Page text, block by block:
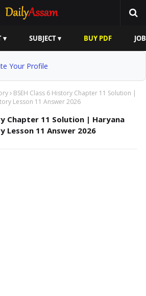
▾ SUBJECT ▾ BUY PDF
Your Profile
BSEH Class 6 History Chapter 11 Solution |
Lesson 11 Answer 2026
Chapter 11 Solution | Haryana
Lesson 11 Answer 2026